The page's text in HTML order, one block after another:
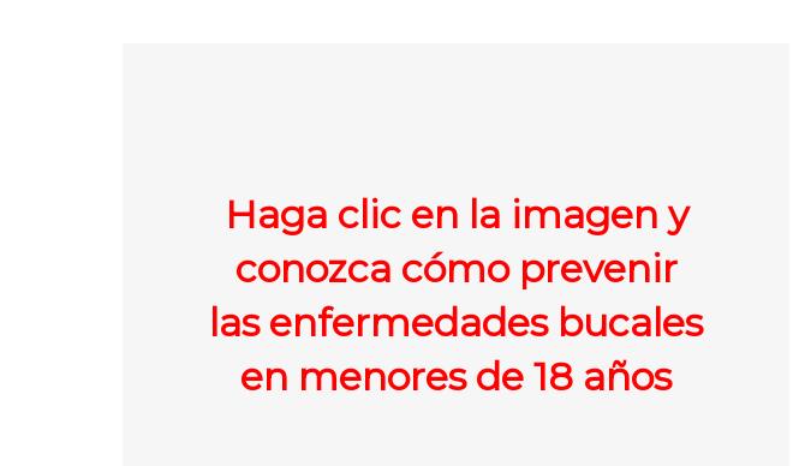
Haga clic en la imagen y
conozca cómo prevenir
las enfermedades bucales
en menores de 18 años